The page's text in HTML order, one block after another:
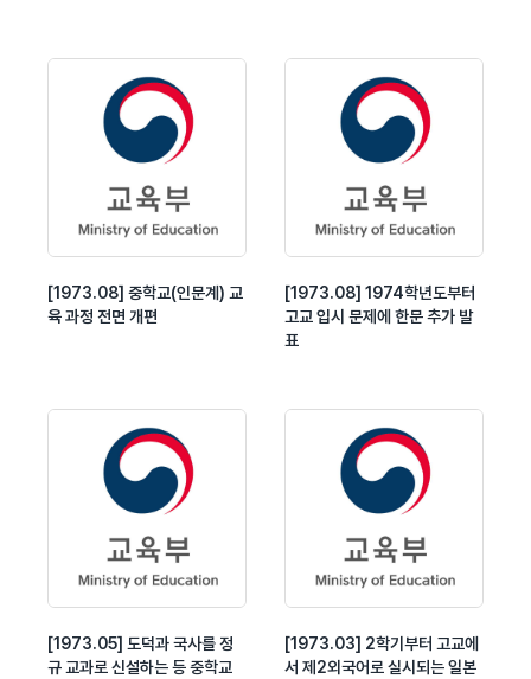
[1973.08] 중학교(인문계) 교
육 과정 전면 개편
[1973.08] 1974학년도부터
고교 입시 문제에 한문 추가 발
표
[1973.05] 도덕과 국사를 정
규 교과로 신설하는 등 중학교
[1973.03] 2학기부터 고교에
서 제2외국어로 실시되는 일본